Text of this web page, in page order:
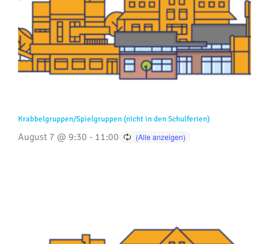
Krabbelgruppen/Spielgruppen (nicht in den Schulferien)
August 7 @ 9:30 - 11:00